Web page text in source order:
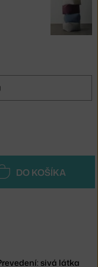
DO KOŠÍKA
sivá látka